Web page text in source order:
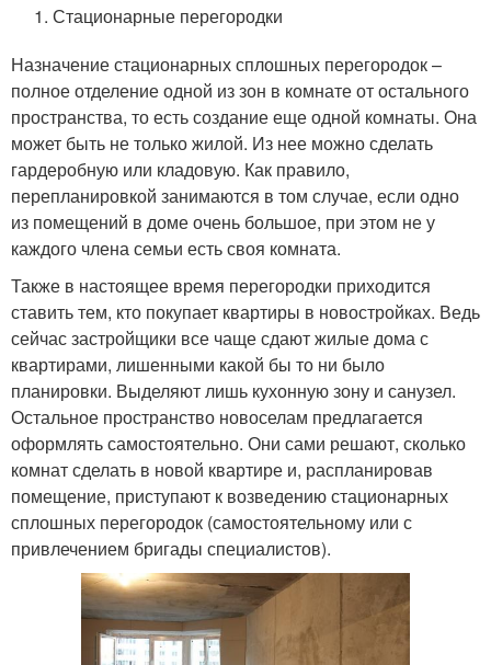
Стационарные перегородки
Назначение стационарных сплошных перегородок –
полное отделение одной из зон в комнате от остального
пространства, то есть создание еще одной комнаты. Она
может быть не только жилой. Из нее можно сделать
гардеробную или кладовую. Как правило,
перепланировкой занимаются в том случае, если одно
из помещений в доме очень большое, при этом не у
каждого члена семьи есть своя комната.
Также в настоящее время перегородки приходится
ставить тем, кто покупает квартиры в новостройках. Ведь
сейчас застройщики все чаще сдают жилые дома с
квартирами, лишенными какой бы то ни было
планировки. Выделяют лишь кухонную зону и санузел.
Остальное пространство новоселам предлагается
оформлять самостоятельно. Они сами решают, сколько
комнат сделать в новой квартире и, распланировав
помещение, приступают к возведению стационарных
сплошных перегородок (самостоятельному или с
привлечением бригады специалистов).